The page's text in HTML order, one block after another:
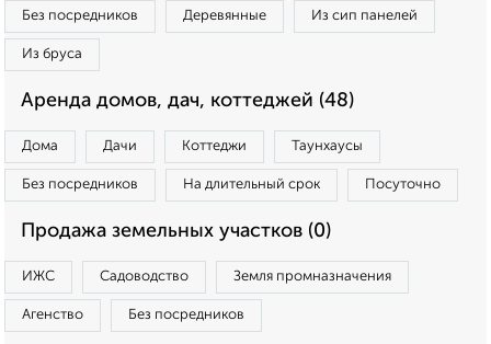
Без посредников Деревянные Из сип панелей
Из бруса
Аренда домов, дач, коттеджей (48)
Дома Дачи Коттеджи Таунхаусы
Без посредников На длительный срок Посуточно
Продажа земельных участков (0)
ИЖС Садоводство Земля промназначения
Агенство Без посредников